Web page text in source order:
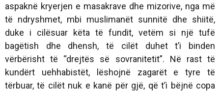
aspaknë kryerjen e masakrave dhe mizorive, nga më
të ndryshmet, mbi muslimanët sunnitë dhe shiitë,
duke i cilësuar këta të fundit, vetëm si një tufë
bagëtish dhe dhensh, të cilët duhet t’i binden
vërbërisht të “drejtës së sovranitetit”. Në rast të
kundërt uehhabistët, lëshojnë zagarët e tyre të
tërbuar, të cilët nuk e kanë për gjë, që t’i bëjnë copa